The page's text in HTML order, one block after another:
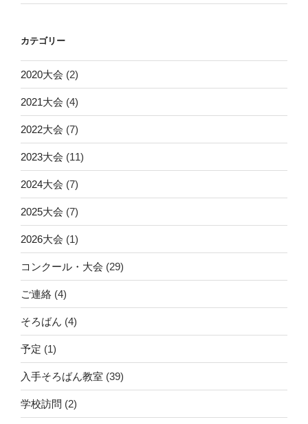
カテゴリー
2020大会 (2)
2021大会 (4)
2022大会 (7)
2023大会 (11)
2024大会 (7)
2025大会 (7)
2026大会 (1)
コンクール・大会 (29)
ご連絡 (4)
そろばん (4)
予定 (1)
入手そろばん教室 (39)
学校訪問 (2)